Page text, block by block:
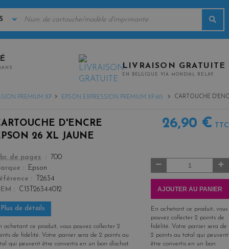
CLÉS
LIVRAISON GRATUITE
EN BELGIQUE VIA MONDIAL RELAY.
PREMIUM XP EPSON EXPRESSION PREMIUM XP 615 CARTOUCHE
D'ENCRE
26 XL JAUNE
colorde pages
700
Epson
T2634
C13T26344012
Plus de détails
achetant ce produit, vous pouvez collecter2
de fidélité. Votre panier sera de2 points au
qui peuvent être convertis en un bon d'achat
26,90 € TTC
AJOUTER AU PANIER
En achetant ce produit, vous
pouvez collecter 2 points de
fidélité. Votre panier sera de
2 pointsau total qui peuvent
être convertis en un bon